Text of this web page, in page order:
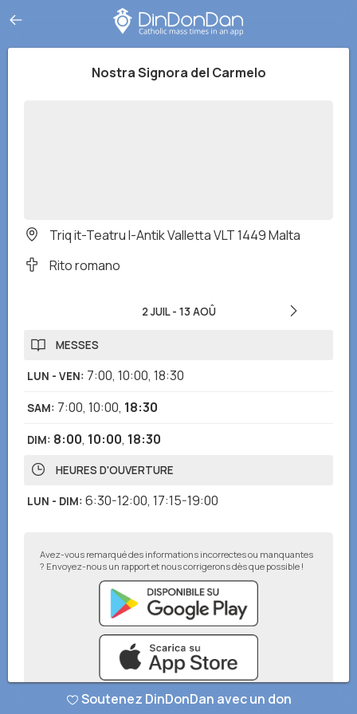
Nostra Signora del Carmelo
Triq it-Teatru l-Antik Valletta VLT 1449 Malta
Rito romano
2 JUIL- 13 AOÛ
MESSES
LUN - VEN: 7:00, 10:00, 18:30
SAM: 7:00, 10:00, 18:30
DIM: 8:00, 10:00, 18:30
HEURES D'OUVERTURE
LUN - DIM: 6:30-12:00, 17:15-19:00
Avez-vous remarqué des informations incorrectes ou manquantes
? Envoyez-nous un rapport et nous corrigerons dès que possible !
Soutenez DinDonDan avec un don